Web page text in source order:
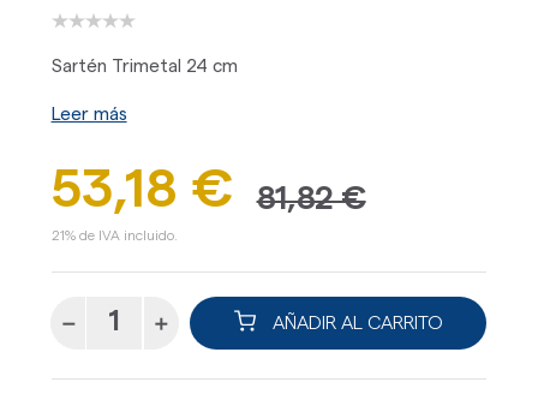
Sartén Trimetal 24 cm
Leer más
53,18 € 81,82 €
21% de IVA incluido.
AÑADIR AL CARRITO